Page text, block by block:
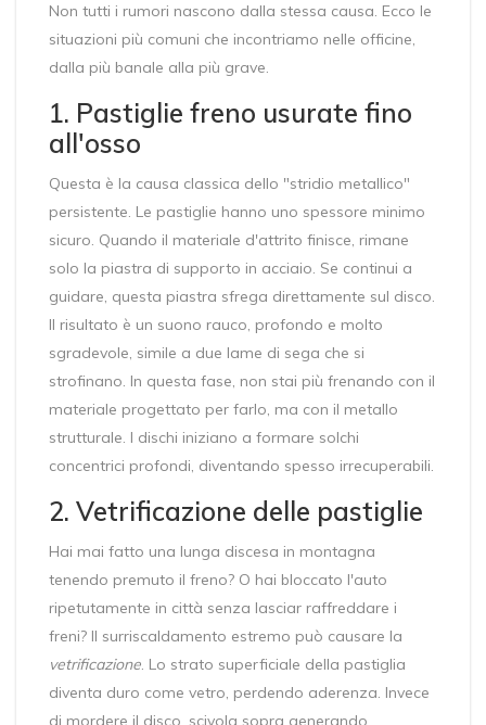
Non tutti i rumori nascono dalla stessa causa. Ecco le
situazioni più comuni che incontriamo nelle officine,
dalla più banale alla più grave.
1. Pastiglie freno usurate fino
all'osso
Questa è la causa classica dello "stridio metallico"
persistente. Le pastiglie hanno uno spessore minimo
sicuro. Quando il materiale d'attrito finisce, rimane
solo la piastra di supporto in acciaio. Se continui a
guidare, questa piastra sfrega direttamente sul disco.
Il risultato è un suono rauco, profondo e molto
sgradevole, simile a due lame di sega che si
strofinano. In questa fase, non stai più frenando con il
materiale progettato per farlo, ma con il metallo
strutturale. I dischi iniziano a formare solchi
concentrici profondi, diventando spesso irrecuperabili.
2. Vetrificazione delle pastiglie
Hai mai fatto una lunga discesa in montagna
tenendo premuto il freno? O hai bloccato l'auto
ripetutamente in città senza lasciar raffreddare i
freni? Il surriscaldamento estremo può causare la
vetrificazione. Lo strato superficiale della pastiglia
diventa duro come vetro, perdendo aderenza. Invece
di mordere il disco, scivola sopra generando